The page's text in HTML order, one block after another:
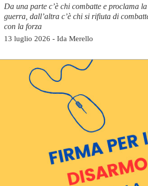
Da una parte c’è chi combatte e proclama
guerra, dall’altra c’è chi si rifiuta di
con la forza
13 luglio 2026 - Ida Merello